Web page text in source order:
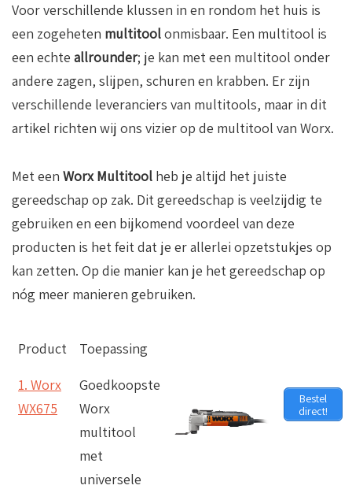
Voor verschillende klussen in en rondom het huis is
een zogeheten multitoolonmisbaar. Een multitool is
een echte allrounder; je kan met een multitool onder
andere zagen, slijpen, schuren en krabben. Er zijn
verschillende leveranciers van multitools, maar in dit
artikel richten wij ons vizier op de multitool van Worx.
Met een Worx Multitool heb je altijd het juiste
gereedschap op zak. Dit gereedschap is veelzijdig te
gebruiken en een bijkomend voordeel van deze
producten is het feit dat je er allerlei opzetstukjes op
kan zetten. Op die manier kan je het gereedschap op
nóg meer manieren gebruiken.
Product
Toepassing
1. Worx
WX675
Goedkoopste
Worx
multitool
met
universele
Bestel
direct!